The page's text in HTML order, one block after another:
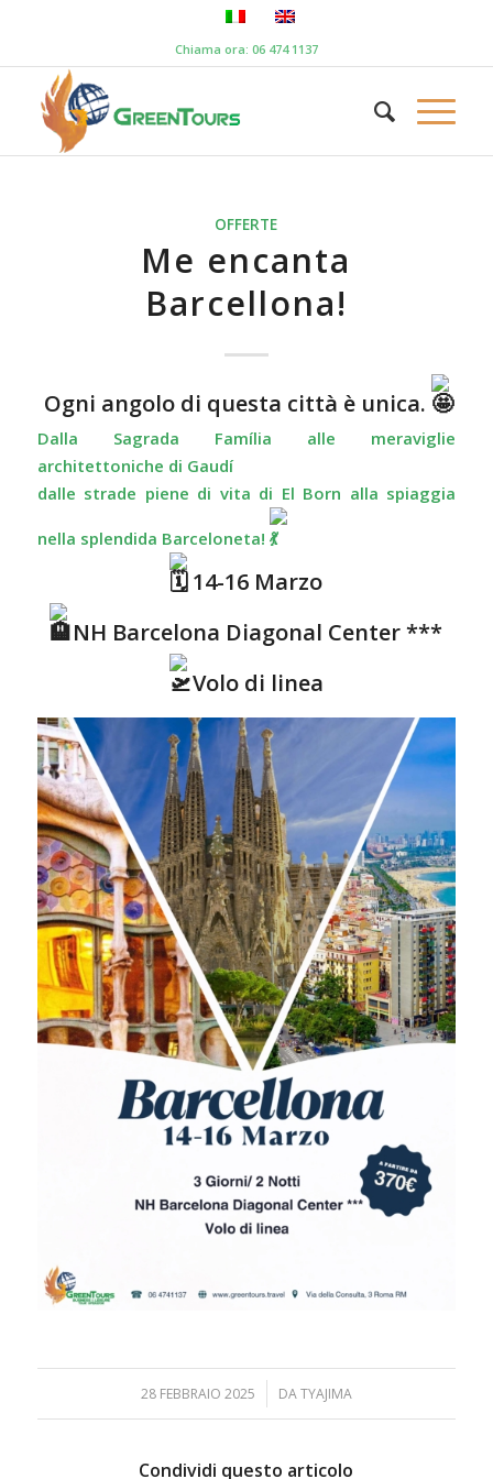
Chiama ora: 06 474 1137
OFFERTE
Me encanta
Barcellona!
Ogni angolo di questa città è unica.
Dalla Sagrada Família alle meraviglie
architettoniche di Gaudí
dalle strade piene di vita di El Born alla spiaggia
nella splendida Barceloneta!
14-16 Marzo
NH Barcelona Diagonal Center ***
Volo di linea
28 FEBBRAIO 2025
/ DATYAJIMA
Condividi questo articolo